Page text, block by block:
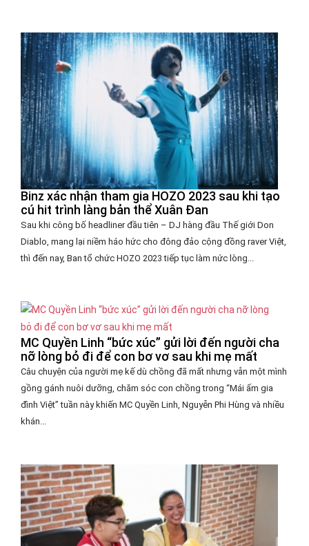
Binz xác nhận tham gia HOZO 2023 sau khi tạo
cú hit trình làng bản thể Xuân Đan
Sau khi công bố headliner đầu tiên – DJ hàng đầu Thế giới Don
Diablo, mang lại niềm háo hức cho đông đảo cộng đồng raver Việt,
thì đến nay, Ban tổ chức HOZO 2023 tiếp tục làm nức lòng...
MC Quyền Linh “bức xúc” gửi lời đến người cha
nỡ lòng bỏ đi để con bơ vơ sau khi mẹ mất
Câu chuyện của người mẹ kế dù chồng đã mất nhưng vẫn một mình
gồng gánh nuôi dưỡng, chăm sóc con chồng trong “Mái ấm gia
đình Việt” tuần này khiến MC Quyền Linh, Nguyễn Phi Hùng và nhiều
khán...